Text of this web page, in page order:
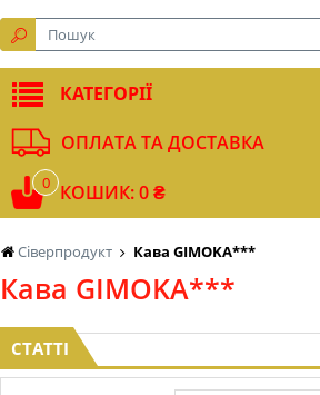
Сіверпродукт Кава GIMOKA***
Кава GIMOKA***
СТАТТІ
КАТЕГОРІЇ
ОПЛАТА ТА ДОСТАВКА
0 КОШИК: 0 ₴